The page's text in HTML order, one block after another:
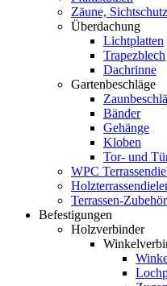
Zäune, Sichtschutz
Überdachung
Lichtplatten
Trapezblech
Dachrinne
Gartenbeschläge
Bänder
Gehänge
Kloben
Tor- und
WPC
Terrassen-Zubehör
Befestigungen
Holzverbinder